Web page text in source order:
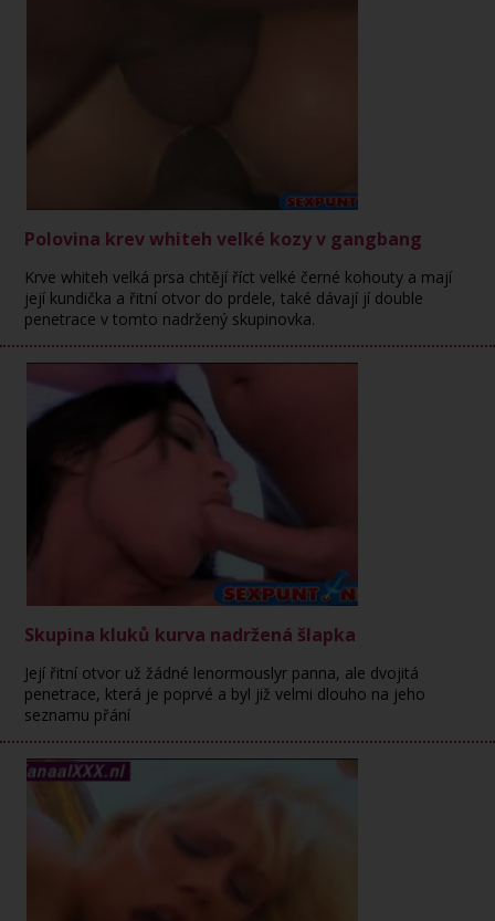
Polovina krev whiteh velké kozy v gangbang
Krve whiteh velká prsa chtějí říct velké černé kohouty a mají
její kundička a řitní otvor do prdele, také dávají jí double
penetrace v tomto nadržený skupinovka.
Skupina kluků kurva nadržená šlapka
Její řitní otvor už žádné lenormouslyr panna, ale dvojitá
penetrace, která je poprvé a byl již velmi dlouho na jeho
seznamu přání